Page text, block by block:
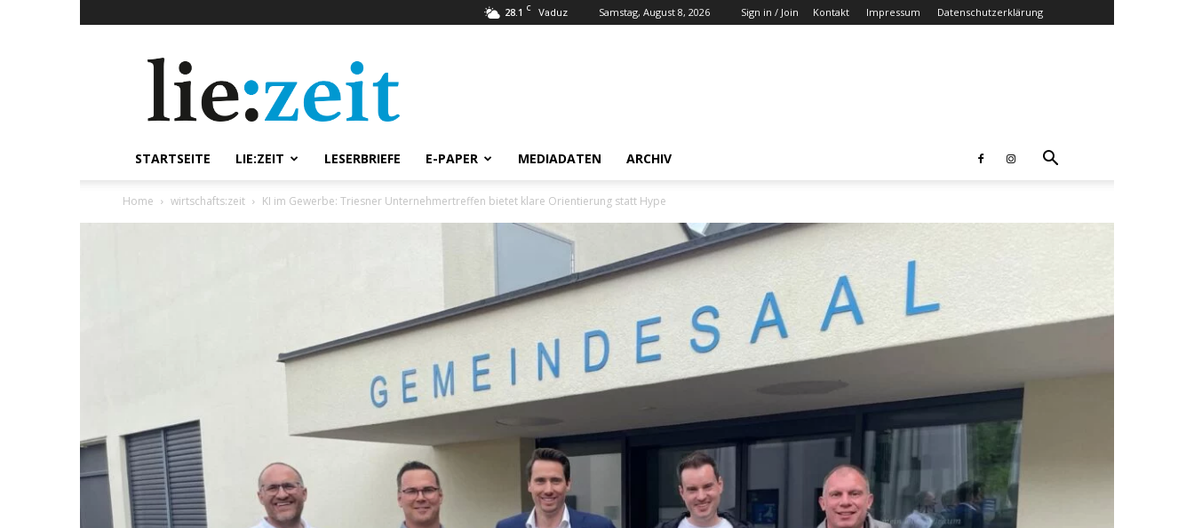
28.1 C Vaduz Samstag, August 8, 2026 Sign in / Join Kontakt Impressum Datenschutzerklärung
STARTSEITE LIE:ZEIT LESERBRIEFE E-PAPER MEDIADATEN ARCHIV
Home wirtschafts:zeit KI im Gewerbe: Triesner Unternehmertreffen bietet klare Orientierung statt Hype